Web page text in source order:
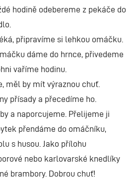
hodině odebereme z pekáče do
připravíme si lehkou omáčku.
dáme do hrnce, přivedeme
vaříme hodinu.
měl by mít výraznou chuť.
přísady a přecedíme ho.
a naporcujeme. Přelijeme ji
přendáme do omáčníku,
s husou. Jako přílohu
nebo karlovarské knedlíky
brambory. Dobrou chuť!